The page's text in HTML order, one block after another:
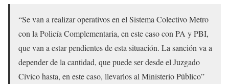
“Se van a realizar operativos en el Sistema Colectivo Metro
con la Policía Complementaria, en este caso con PA y PBI,
que van a estar pendientes de esta situación. La sanción va a
depender de la cantidad, que puede ser desde el Juzgado
Cívico hasta, en este caso, llevarlos al Ministerio Público”